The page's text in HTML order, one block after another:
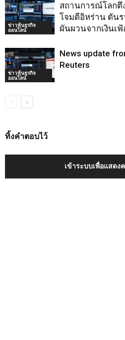
ข่าวหุ้นธุรกิจ
ออนไลน์
สถานการณ์โลกตึ
โจมตีอิหร่าน ดัน
ผันผวนจากเงินเฟ้
ข่าวหุ้นธุรกิจ
ออนไลน์
News update
Reuters
ทิ้งคำตอบไว้
เข้าระบบเพื่อแสดง